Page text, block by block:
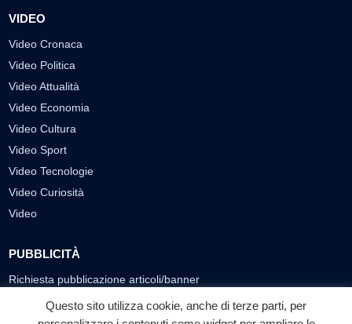
VIDEO
Video Cronaca
Video Politica
Video Attualità
Video Economia
Video Cultura
Video Sport
Video Tecnologie
Video Curiosità
Video
PUBBLICITÀ
Richiesta pubblicazione articoli/banner
SEGUICI SUI SOCIAL
Questo sito utilizza cookie, anche di terze parti, per